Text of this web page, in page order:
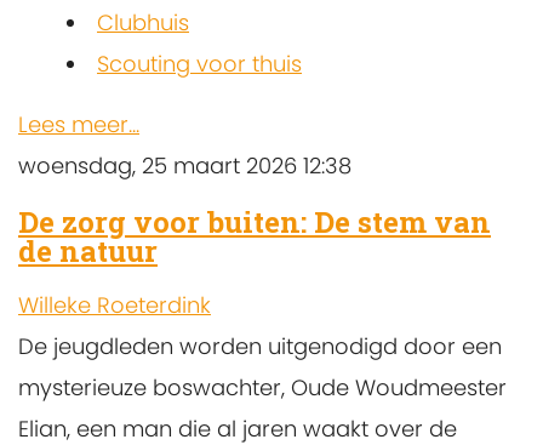
Clubhuis
Scouting voor thuis
Lees meer...
woensdag, 25 maart 2026 12:38
De zorg voor buiten: De stem van
de natuur
Willeke Roeterdink
De jeugdleden worden uitgenodigd door een
mysterieuze boswachter, Oude Woudmeester
Elian, een man die al jaren waakt over de